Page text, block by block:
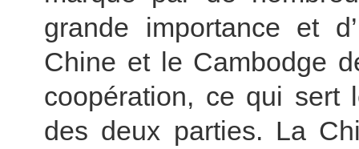
grande importance et
Chine et le Cambodge
coopération, ce qui sert
des deux parties. La